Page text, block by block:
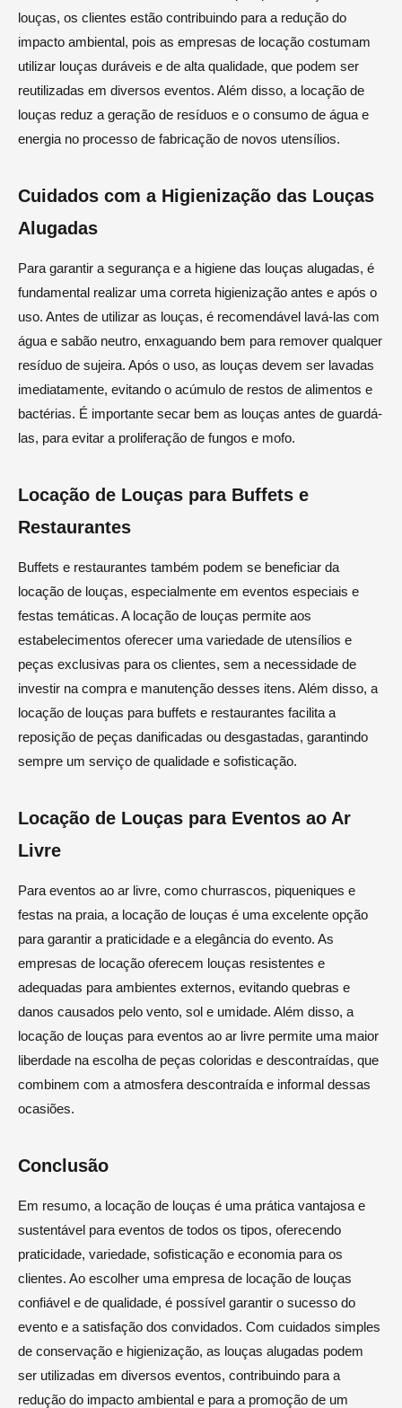
louças, os clientes estão contribuindo para a redução do
impacto ambiental, pois as empresas de locação costumam
utilizar louças duráveis e de alta qualidade, que podem ser
reutilizadas em diversos eventos. Além disso, a locação de
louças reduz a geração de resíduos e o consumo de água e
energia no processo de fabricação de novos utensílios.
Cuidados com a Higienização das Louças
Alugadas
Para garantir a segurança e a higiene das louças alugadas, é
fundamental realizar uma correta higienização antes e após o
uso. Antes de utilizar as louças, é recomendável lavá-las com
água e sabão neutro, enxaguando bem para remover qualquer
resíduo de sujeira. Após o uso, as louças devem ser lavadas
imediatamente, evitando o acúmulo de restos de alimentos e
bactérias. É importante secar bem as louças antes de guardá-
las, para evitar a proliferação de fungos e mofo.
Locação de Louças para Buffets e
Restaurantes
Buffets e restaurantes também podem se beneficiar da
locação de louças, especialmente em eventos especiais e
festas temáticas. A locação de louças permite aos
estabelecimentos oferecer uma variedade de utensílios e
peças exclusivas para os clientes, sem a necessidade de
investir na compra e manutenção desses itens. Além disso, a
locação de louças para buffets e restaurantes facilita a
reposição de peças danificadas ou desgastadas, garantindo
sempre um serviço de qualidade e sofisticação.
Locação de Louças para Eventos ao Ar
Livre
Para eventos ao ar livre, como churrascos, piqueniques e
festas na praia, a locação de louças é uma excelente opção
para garantir a praticidade e a elegância do evento. As
empresas de locação oferecem louças resistentes e
adequadas para ambientes externos, evitando quebras e
danos causados pelo vento, sol e umidade. Além disso, a
locação de louças para eventos ao ar livre permite uma maior
liberdade na escolha de peças coloridas e descontraídas, que
combinem com a atmosfera descontraída e informal dessas
ocasiões.
Conclusão
Em resumo, a locação de louças é uma prática vantajosa e
sustentável para eventos de todos os tipos, oferecendo
praticidade, variedade, sofisticação e economia para os
clientes. Ao escolher uma empresa de locação de louças
confiável e de qualidade, é possível garantir o sucesso do
evento e a satisfação dos convidados. Com cuidados simples
de conservação e higienização, as louças alugadas podem
ser utilizadas em diversos eventos, contribuindo para a
redução do impacto ambiental e para a promoção de um